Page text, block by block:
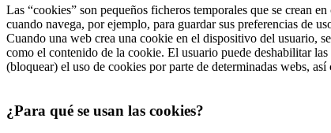
Las “cookies” son pequeños ficheros temporales que se crean
cuando navega, por ejemplo, para guardar sus preferencias de
Cuando una web crea una cookie en el dispositivo del usuario,
como el contenido de la cookie. El usuario puede deshabilitar
(bloquear) el uso de cookies por parte de determinadas webs,
¿Para qué se usan las cookies?